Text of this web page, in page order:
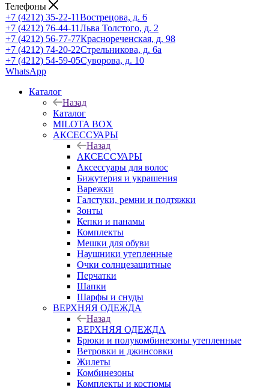
Телефоны
+7 (4212) 35-22-11Вострецова, д. 6
+7 (4212) 76-44-11Льва Толстого, д. 2
+7 (4212) 56-77-77Краснореченская, д. 98
+7 (4212) 74-20-22Стрельникова, д. 6а
+7 (4212) 54-59-05Суворова, д. 10
WhatsApp
Каталог
Назад
Каталог
MILOTA BOX
АКСЕССУАРЫ
Назад
АКСЕССУАРЫ
Аксессуары для волос
Бижутерия и украшения
Варежки
Галстуки, ремни и подтяжки
Зонты
Кепки и панамы
Комплекты
Мешки для обуви
Наушники утепленные
Очки солнцезащитные
Перчатки
Шапки
Шарфы и снуды
ВЕРХНЯЯ ОДЕЖДА
Назад
ВЕРХНЯЯ ОДЕЖДА
Брюки и полукомбинезоны утепленные
Ветровки и джинсовки
Жилеты
Комбинезоны
Комплекты и костюмы